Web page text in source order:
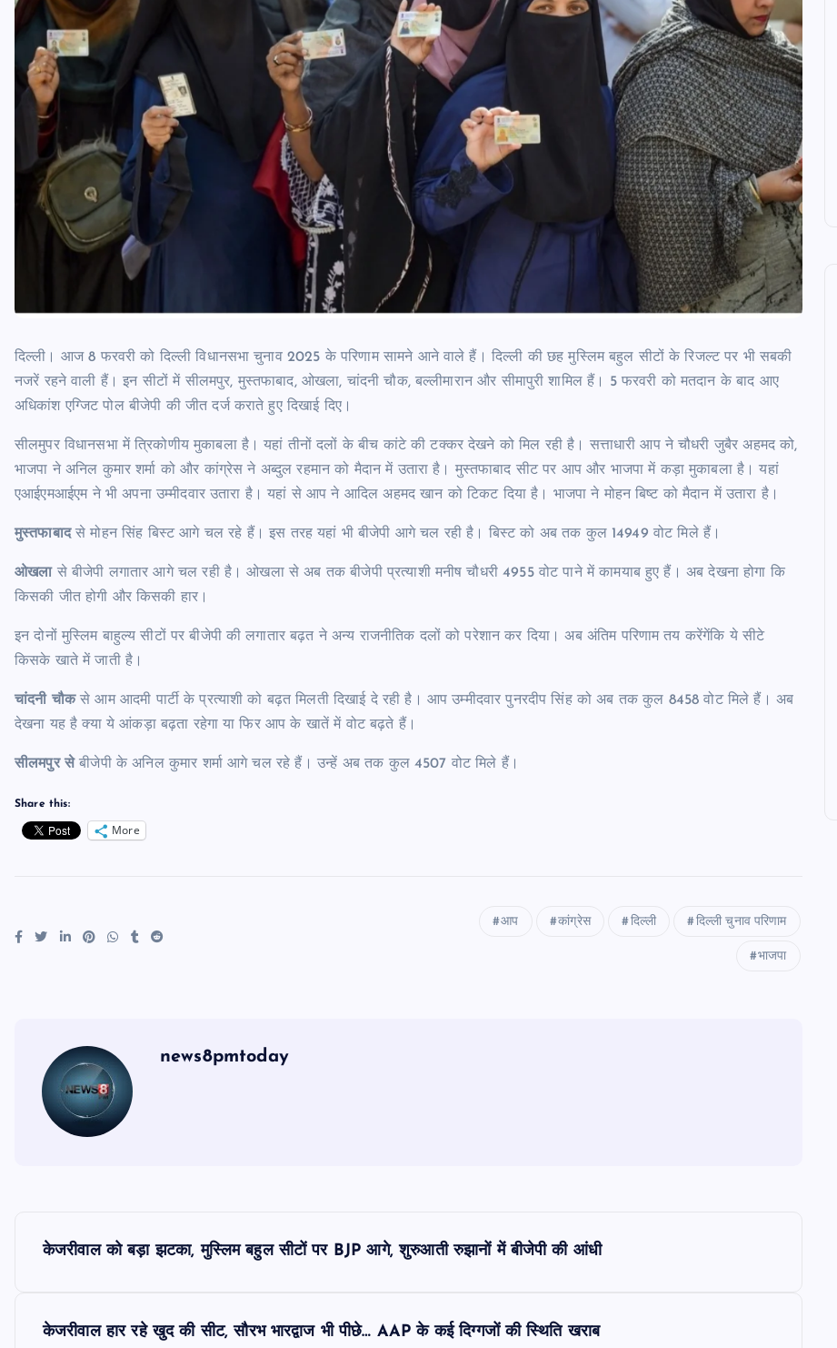
दिल्ली। आज 8 फरवरी को दिल्ली विधानसभा चुनाव 2025 के परिणाम सामने आने वाले हैं। दिल्ली की छह मुस्लिम बहुल सीटों के रिजल्ट पर भी सबकी
नजरें रहने वाली हैं। इन सीटों में सीलमपुर, मुस्तफाबाद, ओखला, चांदनी चौक, बल्लीमारान और सीमापुरी शामिल हैं। 5 फरवरी को मतदान के बाद आए
अधिकांश एग्जिट पोल बीजेपी की जीत दर्ज कराते हुए दिखाई दिए।
सीलमुपर विधानसभा में त्रिकोणीय मुकाबला है। यहां तीनों दलों के बीच कांटे की टक्कर देखने को मिल रही है। सत्ताधारी आप ने चौधरी जुबैर अहमद को,
भाजपा ने अनिल कुमार शर्मा को और कांग्रेस ने अब्दुल रहमान को मैदान में उतारा है। मुस्तफाबाद सीट पर आप और भाजपा में कड़ा मुकाबला है। यहां
एआईएमआईएम ने भी अपना उम्मीदवार उतारा है। यहां से आप ने आदिल अहमद खान को टिकट दिया है। भाजपा ने मोहन बिष्ट को मैदान में उतारा है।
मुस्तफाबादसे मोहन सिंह बिस्ट आगे चल रहे हैं। इस तरह यहां भी बीजेपी आगे चल रही है। बिस्ट को अब तक कुल 14949 वोट मिले हैं।
ओखलासे बीजेपी लगातार आगे चल रही है। ओखला से अब तक बीजेपी प्रत्याशी मनीष चौधरी 4955 वोट पाने में कामयाब हुए हैं। अब देखना होगा कि
किसकी जीत होगी और किसकी हार।
इन दोनों मुस्लिम बाहुल्य सीटों पर बीजेपी की लगातार बढ़त ने अन्य राजनीतिक दलों को परेशान कर दिया। अब अंतिम परिणाम तय करेंगेंकि ये सीटे
किसके खाते में जाती है।
चांदनी चौकसे आम आदमी पार्टी के प्रत्याशी को बढ़त मिलती दिखाई दे रही है। आप उम्मीदवार पुनरदीप सिंह को अब तक कुल 8458 वोट मिले हैं। अब
देखना यह है क्या ये आंकड़ा बढ़ता रहेगा या फिर आप के खातें में वोट बढ़ते हैं।
सीलमपुर सेबीजेपी के अनिल कुमार शर्मा आगे चल रहे हैं। उन्हें अब तक कुल 4507 वोट मिले हैं।
Share this:
More
आप कांग्रेस दिल्ली दिल्ली चुनाव परिणाम
भाजपा
news8pmtoday
केजरीवाल को बड़ा झटका, मुस्लिम बहुल सीटों पर BJP आगे, शुरुआती रुझानों में बीजेपी की आंधी
केजरीवाल हार रहे खुद की सीट, सौरभ भारद्वाज भी पीछे… AAP के कई दिग्गजों की स्थिति खराब
आजमगढ़ में राज्य आयुक्त दिव्यांगजन की मोबाइल
कोर्ट, मौके पर सुनीं शिकायतें,कई मामलों का
तत्काल निस्तारण
news8pmtoday August 6, 2026